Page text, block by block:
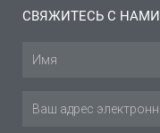
СВЯЖИТЕСЬ С НАМИ
Имя
Эл.